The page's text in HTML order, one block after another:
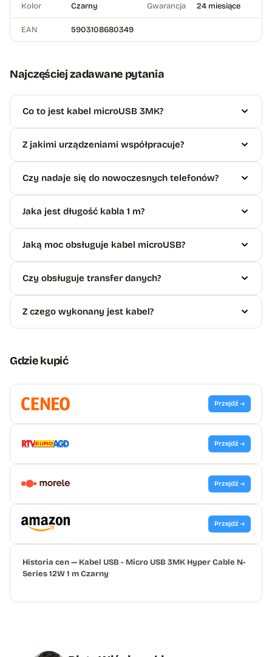
Kolor Czarny Gwarancja 24 miesiące
EAN 5903108680349
Najczęściej zadawane pytania
Co to jest kabel microUSB 3MK?
Z jakimi urządzeniami współpracuje?
Czy nadaje się do nowoczesnych telefonów?
Jaka jest długość kabla 1 m?
Jaką moc obsługuje kabel microUSB?
Czy obsługuje transfer danych?
Z czego wykonany jest kabel?
Gdzie kupić
Przejdź →
Przejdź →
Przejdź →
Przejdź →
Historia cen — Kabel USB - Micro USB 3MK Hyper Cable N-
Series 12W 1 m Czarny